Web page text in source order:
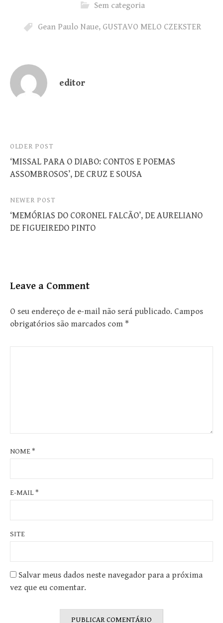
Sem categoria
Gean Paulo Naue, GUSTAVO MELO CZEKSTER
editor
Post
navigation
OLDER POST
‘MISSAL PARA O DIABO: CONTOS E POEMAS
ASSOMBROSOS’, DE CRUZ E SOUSA
NEWER POST
‘MEMÓRIAS DO CORONEL FALCÃO’, DE AURELIANO
DE FIGUEIREDO PINTO
Leave a Comment
O seu endereço de e-mail não será publicado. Campos
obrigatórios são marcados com *
NOME*
E-MAIL*
SITE
Salvar meus dados neste navegador para a próxima
vez que eu comentar.